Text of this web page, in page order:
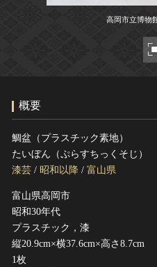
全国の美術館・博物館
文化遺産データベース
高岡市
高岡市立博物
概要
鯛盆（プラスチック素地）
たいぼん（ぷらすちっくそじ）
漆芸 / 昭和以降 / 富山県
富山県高岡市
昭和30年代
プラスチック，漆
縦20.9cm×横37.6cm×高さ8.7cm
1枚